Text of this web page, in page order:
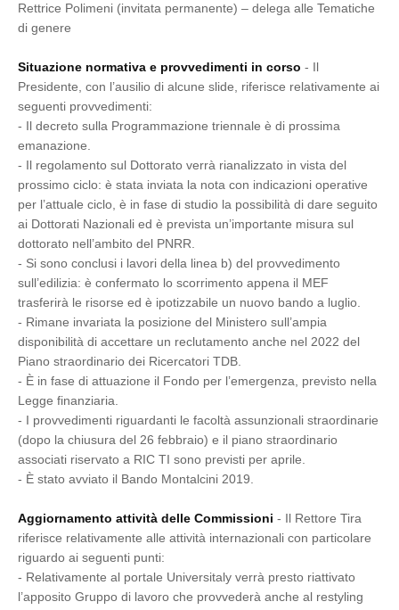
Rettrice Polimeni (invitata permanente) – delega alle Tematiche
di genere
Situazione normativa e provvedimenti in corso - Il
Presidente, con l’ausilio di alcune slide, riferisce relativamente ai
seguenti provvedimenti:
- Il decreto sulla Programmazione triennale è di prossima
emanazione.
- Il regolamento sul Dottorato verrà rianalizzato in vista del
prossimo ciclo: è stata inviata la nota con indicazioni operative
per l’attuale ciclo, è in fase di studio la possibilità di dare seguito
ai Dottorati Nazionali ed è prevista un’importante misura sul
dottorato nell’ambito del PNRR.
- Si sono conclusi i lavori della linea b) del provvedimento
sull’edilizia: è confermato lo scorrimento appena il MEF
trasferirà le risorse ed è ipotizzabile un nuovo bando a luglio.
- Rimane invariata la posizione del Ministero sull’ampia
disponibilità di accettare un reclutamento anche nel 2022 del
Piano straordinario dei Ricercatori TDB.
- È in fase di attuazione il Fondo per l’emergenza, previsto nella
Legge finanziaria.
- I provvedimenti riguardanti le facoltà assunzionali straordinarie
(dopo la chiusura del 26 febbraio) e il piano straordinario
associati riservato a RIC TI sono previsti per aprile.
- È stato avviato il Bando Montalcini 2019.
Aggiornamento attività delle Commissioni - Il Rettore Tira
riferisce relativamente alle attività internazionali con particolare
riguardo ai seguenti punti:
- Relativamente al portale Universitaly verrà presto riattivato
l’apposito Gruppo di lavoro che provvederà anche al restyling